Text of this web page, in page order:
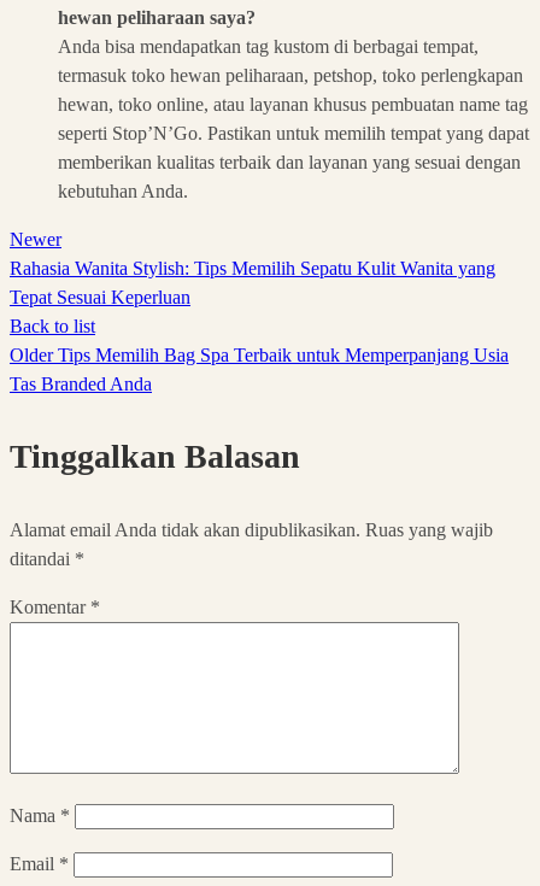
hewan peliharaan saya?
Anda bisa mendapatkan tag kustom di berbagai tempat,
termasuk toko hewan peliharaan, petshop, toko perlengkapan
hewan, toko online, atau layanan khusus pembuatan name tag
seperti Stop’N’Go. Pastikan untuk memilih tempat yang dapat
memberikan kualitas terbaik dan layanan yang sesuai dengan
kebutuhan Anda.
Newer
Rahasia Wanita Stylish: Tips Memilih Sepatu Kulit Wanita yang
Tepat Sesuai Keperluan
Back to list
Older Tips Memilih Bag Spa Terbaik untuk Memperpanjang Usia
Tas Branded Anda
Tinggalkan Balasan
Alamat email Anda tidak akan dipublikasikan. Ruas yang wajib
ditandai *
Komentar *
Nama *
Email *